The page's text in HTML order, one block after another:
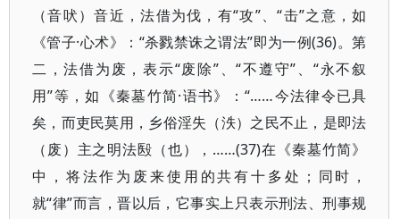
（音吠）音近，法借为伐，有“攻”、“击”之意，如
《管子·心术》：“杀戮禁诛之谓法”即为一例(36)。第
二，法借为废，表示“废除”、“不遵守”、“永不叙
用”等，如《秦墓竹简·语书》：“……今法律令已具
矣，而吏民莫用，乡俗淫失（泆）之民不止，是即法
（废）主之明法殹（也），……(37)在《秦墓竹简》
中，将法作为废来使用的共有十多处；同时，
就“律”而言，晋以后，它事实上只表示刑法、刑事规